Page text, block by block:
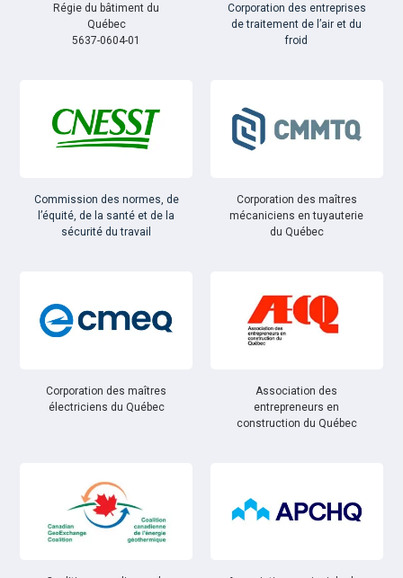
Régie du bâtiment du
Québec
5637-0604-01
Corporation des entreprises
de traitement de l’air et du
froid
Commission des normes, de
l’équité, de la santé et de la
sécurité du travail
Corporation des maîtres
mécaniciens en tuyauterie
du Québec
Corporation des maîtres
électriciens du Québec
Association des
entrepreneurs en
construction du Québec